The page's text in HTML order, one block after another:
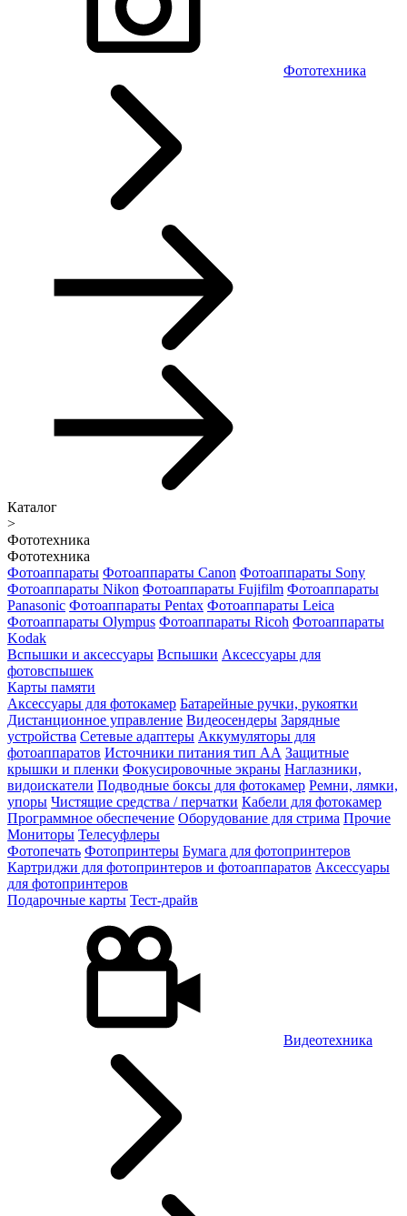
Фототехника
Каталог
>
Фототехника
Фототехника
Фотоаппараты Фотоаппараты Canon Фотоаппараты Sony
Фотоаппараты Nikon Фотоаппараты Fujifilm Фотоаппараты
Panasonic Фотоаппараты Pentax Фотоаппараты Leica
Фотоаппараты Olympus Фотоаппараты Ricoh Фотоаппараты
Kodak
Вспышки и аксессуары Вспышки Аксессуары для
фотовспышек
Карты памяти
Аксессуары для фотокамер Батарейные ручки, рукоятки
Дистанционное управление Видеосендеры Зарядные
устройства Сетевые адаптеры Аккумуляторы для
фотоаппаратов Источники питания тип АА Защитные
крышки и пленки Фокусировочные экраны Наглазники,
видоискатели Подводные боксы для фотокамер Ремни, лямки,
упоры Чистящие средства / перчатки Кабели для фотокамер
Программное обеспечение Оборудование для стрима Прочие
Мониторы Телесуфлеры
Фотопечать Фотопринтеры Бумага для фотопринтеров
Картриджи для фотопринтеров и фотоаппаратов Аксессуары
для фотопринтеров
Подарочные карты Тест-драйв
Видеотехника